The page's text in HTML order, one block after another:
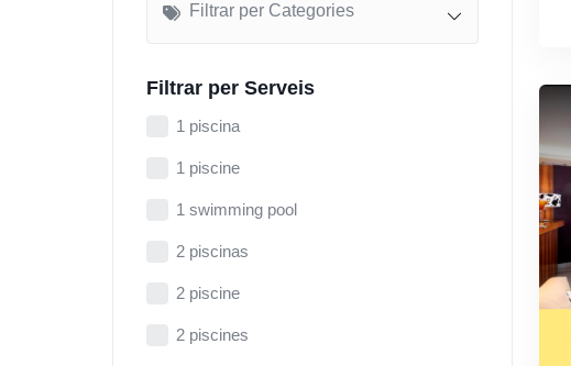
Filtrar per Categories
Filtrar per Serveis
1 piscina
1 piscine
1 swimming pool
2 piscinas
2 piscine
2 piscines